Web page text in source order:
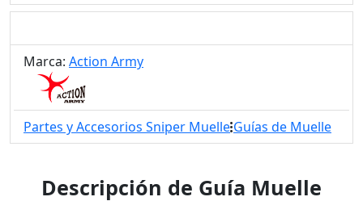
Marca: Action Army
Partes y Accesorios Sniper Muelle Guías de Muelle
Descripción de Guía Muelle